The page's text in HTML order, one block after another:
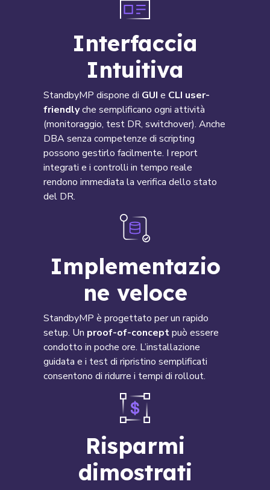
Interfaccia
Intuitiva
StandbyMP dispone di GUI e CLI user-
friendlyche semplificano ogni attività
(monitoraggio, test DR, switchover). Anche
DBA senza competenze di scripting
possono gestirlo facilmente. I report
integrati e i controlli in tempo reale
rendono immediata la verifica dello stato
del DR.
Implementazio
ne veloce
StandbyMP è progettato per un rapido
setup. Un proof-of-conceptpuò essere
condotto in poche ore. L’installazione
guidata e i test di ripristino semplificati
consentono di ridurre i tempi di rollout.
Risparmi
dimostrati